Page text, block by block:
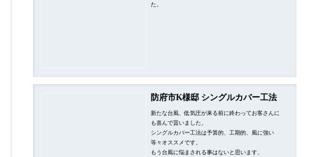
た。
防府市K様邸 シングルカバー工法
新たな台風、低気圧が来る前に終わってお客さんに
も喜んで貰いました。
シングルカバー工法は予算的、工期的、風に強い
等々オススメです。
もう台風に悩まされる事はないと思います。